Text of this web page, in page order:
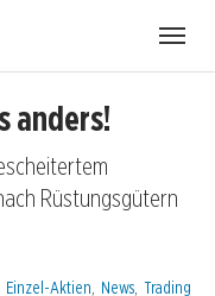
anders!
Rüstungsgütern
Kategorien:
Einzel-Aktien News Trading